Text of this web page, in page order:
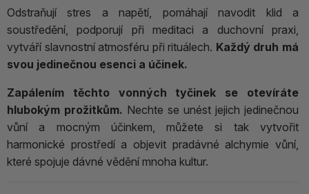
Odstraňují stres a napětí, pomáhají navodit klid a
soustředění, podporují při meditaci a duchovní praxi,
vytváří slavnostní atmosféru při rituálech. Každý druh má
svou jedinečnou esenci a účinek.
Zapálením těchto vonných tyčinek se otevíráte
hlubokým prožitkům. Nechte se unést jejich jedinečnou
vůní a mocným účinkem, můžete si tak vytvořit
harmonické prostředí a objevit pradávné alchymie vůní,
které spojuje dávné vědění mnoha kultur.